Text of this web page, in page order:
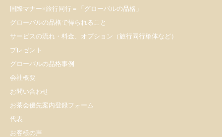
国際マナー×旅行同行＝「グローバルの品格」
グローバルの品格で得られること
サービスの流れ・料金、オプション（旅行同行単体など）
プレゼント
​グローバルの品格事例
会社概要
お問い合わせ
お茶会優先案内登録フォーム
代表
お客様の声